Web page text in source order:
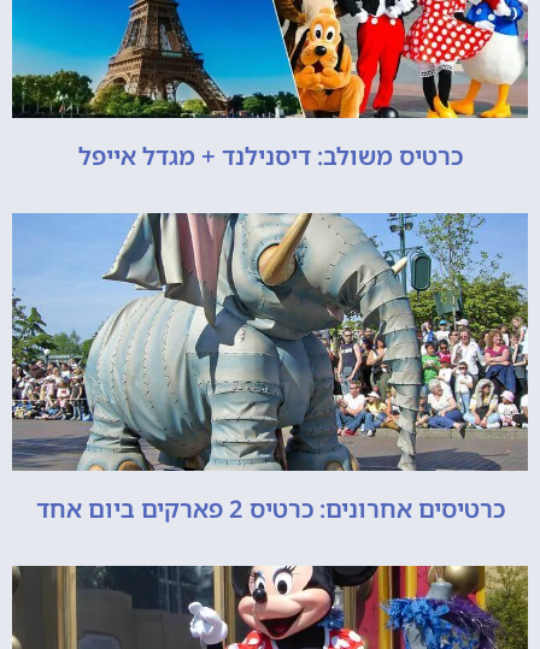
כרטיס משולב: דיסנילנד + מגדל אייפל
כרטיסים אחרונים: כרטיס 2 פארקים ביום אחד